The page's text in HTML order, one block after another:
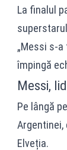
La finalul
„Messi s-
împingă
Messi,
Pe lângă
Elveția.